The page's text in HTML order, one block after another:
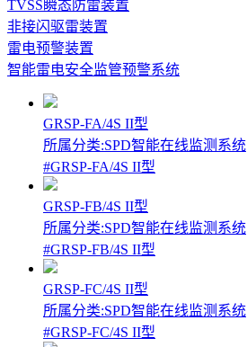
TVSS瞬态防雷装置
非接闪驱雷装置
雷电预警装置
智能雷电安全监管预警系统
GRSP-FA/4S II型
所属分类:SPD智能在线监测系统
#GRSP-FA/4S II型
GRSP-FB/4S II型
所属分类:SPD智能在线监测系统
#GRSP-FB/4S II型
GRSP-FC/4S II型
所属分类:SPD智能在线监测系统
#GRSP-FC/4S II型